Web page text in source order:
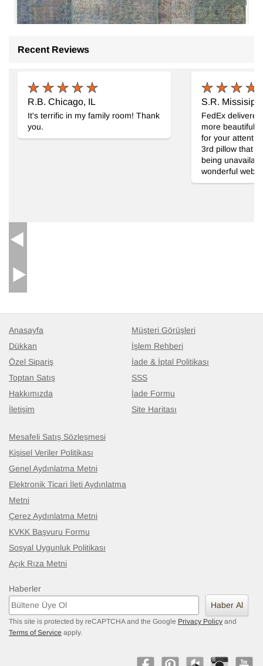
37.076TL
Recent Reviews
R.B. Chicago, IL
It's terrific in my family room! Thank
you.
S.R. Missisipi
FedEx
more beautiful
for your
3rd pillow that
being
wonderful web
Anasayfa
Dükkan
Özel Sipariş
Toptan Satış
Hakkımızda
İletişim
Müşteri Görüşleri
İşlem Rehberi
İade & İptal Politikası
SSS
İade Formu
Site Haritası
Mesafeli Satış Sözleşmesi
Kişisel Veriler Politikası
Genel Aydınlatma Metni
Elektronik Ticari İleti Aydınlatma
Metni
Çerez Aydınlatma Metni
KVKK Başvuru Formu
Sosyal Uygunluk Politikası
Açık Rıza Metni
Haberler
Haber Al
This site is protected by reCAPTCHA and the Google Privacy Policy and
Terms of Service apply.